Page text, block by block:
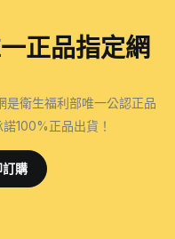
正品指定網
是衛生福利部唯一公認正品
100%正品出貨！
訂購